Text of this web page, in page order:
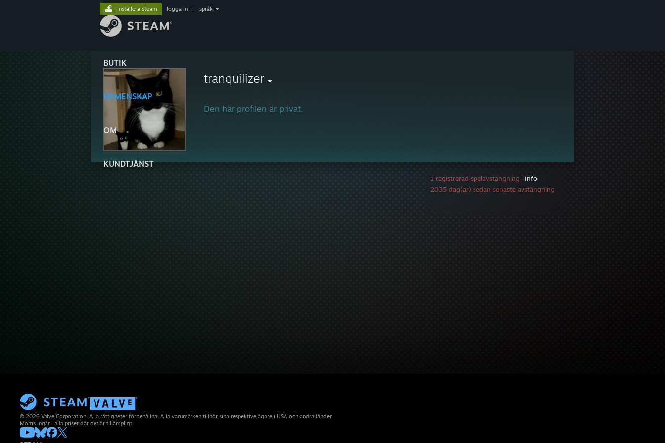
BUTIK
GEMENSKAP
OM
KUNDTJÄNST
Installera Steam logga in språk
tranquilizer
Den här profilen är privat.
1 registrerad spelavstängning
Info
2035 dag(ar) sedan senaste avstängning
© 2026 Valve Corporation. Alla rättigheter förbehållna. Alla varumärken tillhör sina respektive ägare i USA och andra länder.
Moms ingår i alla priser där det är tillämpligt.